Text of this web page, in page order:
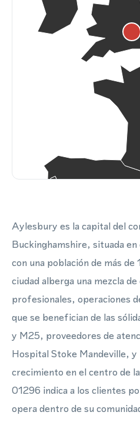
Aylesbury es la capital del
Buckinghamshire, situada
con una población de más
ciudad alberga una mezcla
profesionales, operaciones
que se benefician de las
y M25, proveedores de
Hospital Stoke Mandeville,
crecimiento en el centro de
01296 indica a los clientes
opera dentro de su